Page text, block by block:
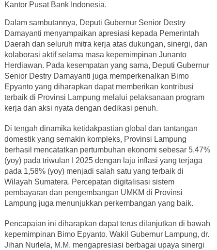
Kantor Pusat Bank Indonesia.
Dalam sambutannya, Deputi Gubernur Senior Destry
Damayanti menyampaikan apresiasi kepada Pemerintah
Daerah dan seluruh mitra kerja atas dukungan, sinergi, dan
kolaborasi aktif selama masa kepemimpinan Junanto
Herdiawan. Pada kesempatan yang sama, Deputi Gubernur
Senior Destry Damayanti juga memperkenalkan Bimo
Epyanto yang diharapkan dapat memberikan kontribusi
terbaik di Provinsi Lampung melalui pelaksanaan program
kerja dan aksi nyata dengan dedikasi penuh.
Di tengah dinamika ketidakpastian global dan tantangan
domestik yang semakin kompleks, Provinsi Lampung
berhasil mencatatkan pertumbuhan ekonomi sebesar 5,47%
(yoy) pada triwulan I 2025 dengan laju inflasi yang terjaga
pada 1,58% (yoy) menjadi salah satu yang terbaik di
Wilayah Sumatera. Percepatan digitalisasi sistem
pembayaran dan pengembangan UMKM di Provinsi
Lampung juga menunjukkan perkembangan yang baik.
Pencapaian ini diharapkan dapat terus dilanjutkan di bawah
kepemimpinan Bimo Epyanto. Wakil Gubernur Lampung, dr.
Jihan Nurlela, M.M. mengapresiasi berbagai upaya sinergi